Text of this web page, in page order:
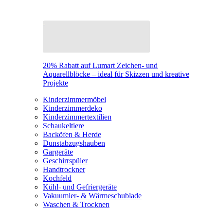
20% Rabatt auf Lumart Zeichen- und
Aquarellblöcke – ideal für Skizzen und kreative
Projekte
Kinderzimmermöbel
Kinderzimmerdeko
Kinderzimmertextilien
Schaukeltiere
Backöfen & Herde
Dunstabzugshauben
Gargeräte
Geschirrspüler
Handtrockner
Kochfeld
Kühl- und Gefriergeräte
Vakuumier- & Wärmeschublade
Waschen & Trocknen